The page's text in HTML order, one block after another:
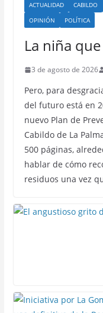
ACTUALIDAD CABILDO
OPINIÓN
POLÍTICA
La niña
3 de agosto de 2026
Pero, para
del futuro está en
nuevo Plan de
Cabildo de La
500 páginas,
hablar de cómo
residuos una vez